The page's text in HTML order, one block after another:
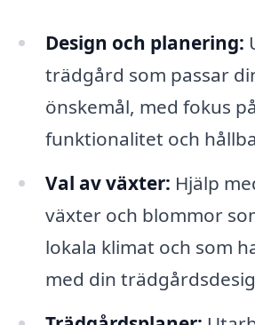
Design och planering:
trädgård som passar
önskemål, med fokus
funktionalitet och
Val av växter: Hjälp
växter och blommor
lokala klimat och som
med din